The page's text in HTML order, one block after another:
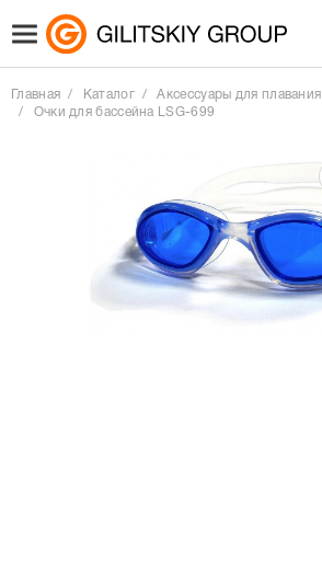
Главная Каталог
Аксессуары для плавания
Очки для бассейна LSG-699